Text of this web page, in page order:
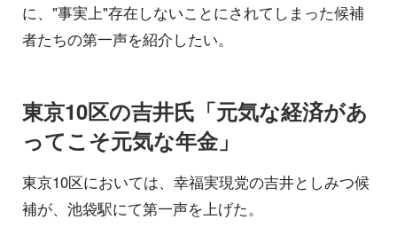
に、"事実上"存在しないことにされてしまった候補
者たちの第一声を紹介したい。
東京10区の吉井氏「元気な経済があ
ってこそ元気な年金」
東京10区においては、幸福実現党の吉井としみつ候
補が、池袋駅にて第一声を上げた。